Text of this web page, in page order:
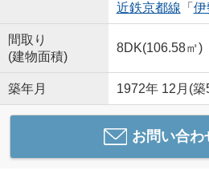
近鉄京都線 「 伊
間取り
(建物面積)
8DK(106.58㎡)
築年月 1972年 12月(築
お問い合わ